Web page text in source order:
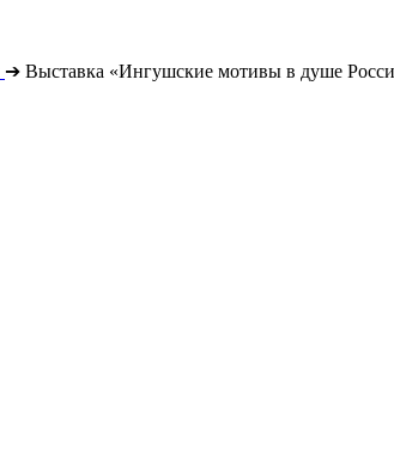
➔ Выставка «Ингушские мотивы в душе